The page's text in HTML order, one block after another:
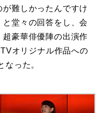
難しかったんですけ
堂々の回答をし、会
豪華俳優陣の出演作
オリジナル作品への
なった。